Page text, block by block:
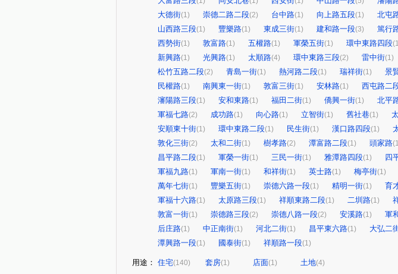
大德街(1) 崇德二路二段(2) 台中路(1) 向上路五段(1) 北屯
山西路三段(1) 豐樂路(1) 東成三街(1) 建和路一段(3) 篤行
西勢街(1) 敦富路(1) 五權路(1) 軍榮五街(1) 環中東路四段
新興路(1) 光興路(1) 太順路(4) 環中東路三段(2) 雷中街(1)
松竹五路二段(2) 青島一街(1) 熱河路二段(1) 瑞祥街(1) 景
民權路(1) 南興東一街(1) 敦富三街(1) 安林路(1) 西屯路二
瀋陽路三段(1) 安和東路(1) 福田二街(1) 僑興一街(1) 北平
軍福七路(2) 成功路(1) 向心路(1) 立智街(1) 舊社巷(1)
安順東十街(1) 環中東路二段(1) 民生街(1) 漢口路四段(1)
敦化三街(2) 太和二街(1) 樹孝路(2) 潭富路二段(1) 頭家路
昌平路二段(1) 軍榮一街(1) 三民一街(1) 雅潭路四段(1) 四
軍福九路(1) 軍南一街(1) 和祥街(1) 英士路(1) 梅亭街(1)
萬年七街(1) 豐樂五街(1) 崇德六路一段(1) 精明一街(1) 育
軍福十六路(1) 太原路三段(1) 祥順東路二段(1) 二圳路(1)
敦富一街(1) 崇德路三段(2) 崇德八路一段(2) 安溪路(1) 軍
后庄路(1) 中正南街(1) 河北二街(1) 昌平東六路(1) 大弘二
潭興路一段(1) 國泰街(1) 祥順路一段(1)
用途： 住宅(140) 套房(1) 店面(1) 土地(4)